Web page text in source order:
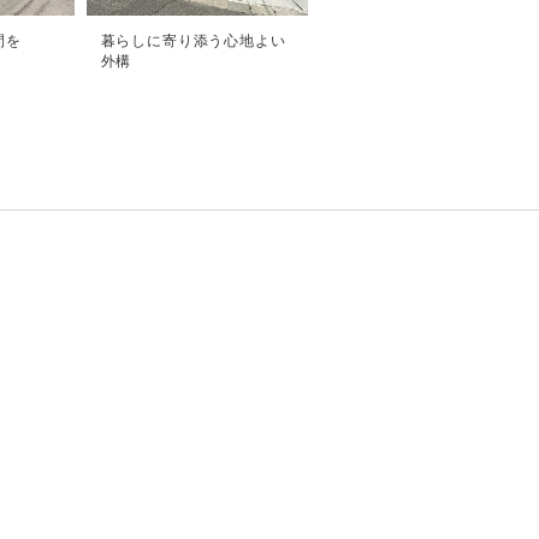
を
暮らしに寄り添う心地よい
外構